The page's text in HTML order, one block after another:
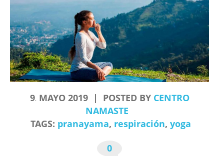
9. MAYO 2019 POSTED BY CENTRO
NAMASTE
TAGS: pranayama, respiración, yoga
0